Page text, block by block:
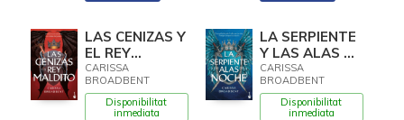
LAS CENIZAS Y
EL REY
MALDITO
CARISSA
BROADBENT
Disponibilitat
inmediata
LA SERPIENTE
Y LAS ALAS DE
LA NOCHE
CARISSA
BROADBENT
Disponibilitat
inmediata